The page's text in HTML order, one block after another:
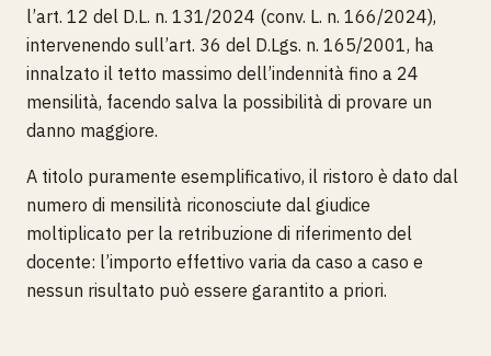
l’art. 12 del D.L. n. 131/2024 (conv. L. n. 166/2024),
intervenendo sull’art. 36 del D.Lgs. n. 165/2001, ha
innalzato il tetto massimo dell’indennità fino a 24
mensilità, facendo salva la possibilità di provare un
danno maggiore.
A titolo puramente esemplificativo, il ristoro è dato dal
numero di mensilità riconosciute dal giudice
moltiplicato per la retribuzione di riferimento del
docente: l’importo effettivo varia da caso a caso e
nessun risultato può essere garantito a priori.